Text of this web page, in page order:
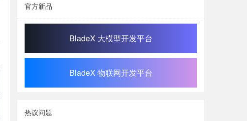
官方新品
BladeX 大模型开发平台
BladeX 物联网开发平台
热议问题